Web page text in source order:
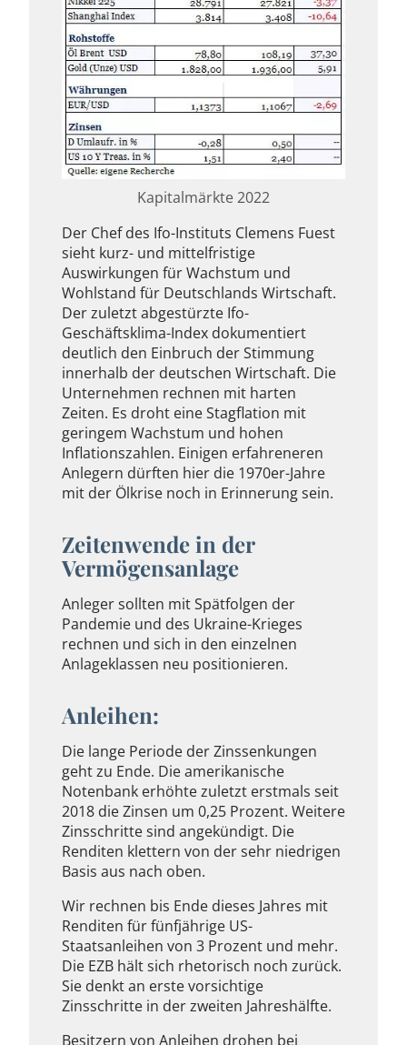
Kapitalmärkte 2022
Der Chef des Ifo-Instituts Clemens Fuest
sieht kurz- und mittelfristige
Auswirkungen für Wachstum und
Wohlstand für Deutschlands Wirtschaft.
Der zuletzt abgestürzte Ifo-
Geschäftsklima-Index dokumentiert
deutlich den Einbruch der Stimmung
innerhalb der deutschen Wirtschaft. Die
Unternehmen rechnen mit harten
Zeiten. Es droht eine Stagflation mit
geringem Wachstum und hohen
Inflationszahlen. Einigen erfahreneren
Anlegern dürften hier die 1970er-Jahre
mit der Ölkrise noch in Erinnerung sein.
Zeitenwende in der
Vermögensanlage
Anleger sollten mit Spätfolgen der
Pandemie und des Ukraine-Krieges
rechnen und sich in den einzelnen
Anlageklassen neu positionieren.
Anleihen:
Die lange Periode der Zinssenkungen
geht zu Ende. Die amerikanische
Notenbank erhöhte zuletzt erstmals seit
2018 die Zinsen um 0,25 Prozent. Weitere
Zinsschritte sind angekündigt. Die
Renditen klettern von der sehr niedrigen
Basis aus nach oben.
Wir rechnen bis Ende dieses Jahres mit
Renditen für fünfjährige US-
Staatsanleihen von 3 Prozent und mehr.
Die EZB hält sich rhetorisch noch zurück.
Sie denkt an erste vorsichtige
Zinsschritte in der zweiten Jahreshälfte.
Besitzern von Anleihen drohen bei